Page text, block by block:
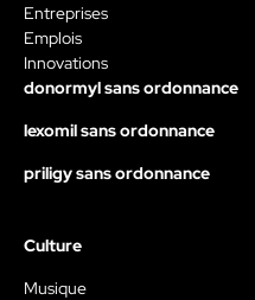
Entreprises
Emplois
Innovations
donormyl sans ordonnance
lexomil sans ordonnance
priligy sans ordonnance
Culture
Musique